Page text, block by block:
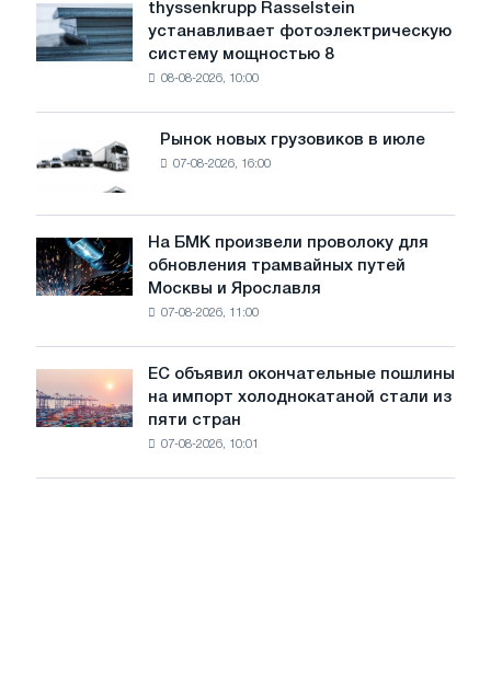
воды
угрожает
thyssenkrupp
Rasselstein
устанавливает
фотоэлектрическую
целей
обезуглероживания
thyssenkrupp Rasselstein
устанавливает фотоэлектрическую
систему мощностью 8
08-08-2026, 10:00
Рынок
новых
грузовиков
в
июле
Рынок новых грузовиков в июле
07-08-2026, 16:00
На
БМК
произвели
трамвайных
путей
Ярославля
На БМК произвели проволоку для
обновления трамвайных путей
Москвы и Ярославля
07-08-2026, 11:00
объявил
окончательные
ЕС объявил окончательные пошлины
на импорт холоднокатаной стали из
пяти стран
07-08-2026, 10:01